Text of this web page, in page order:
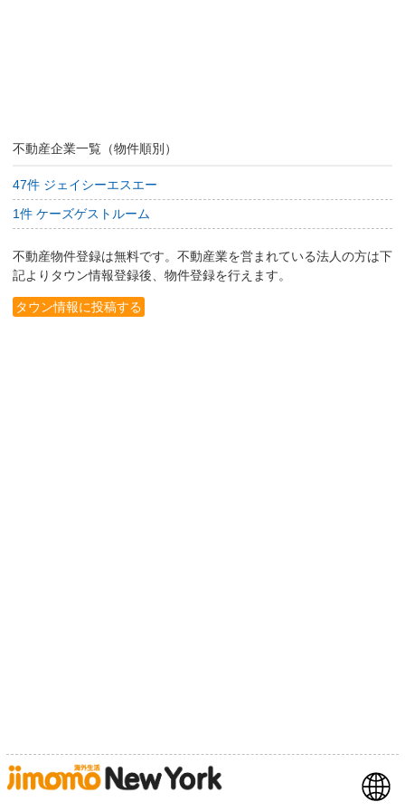
不動産企業一覧（物件順別）
47件 ジェイシーエスエー
1件 ケーズゲストルーム
不動産物件登録は無料です。不動産業を営まれている法人の方は下
記よりタウン情報登録後、物件登録を行えます。
タウン情報に投稿する